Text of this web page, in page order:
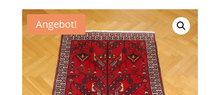
Angebot!